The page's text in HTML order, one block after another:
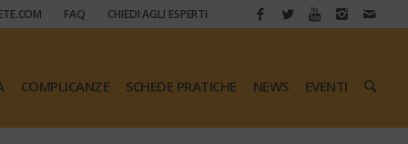
FAQ CHIEDI AGLI ESPERTI
COMPLICANZE SCHEDE PRATICHE NEWS EVENTI